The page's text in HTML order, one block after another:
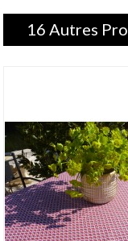
16 Autres